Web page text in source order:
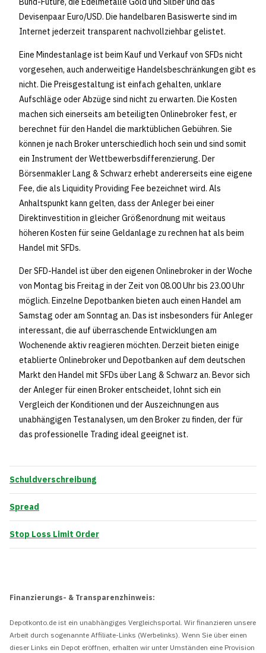
Devisenpaar Euro/USD. Die handelbaren Basiswerte sind im
Internet jederzeit transparent nachvollziehbar gelistet.
Eine Mindestanlage ist beim Kauf und Verkauf von SFDs nicht
vorgesehen, auch anderweitige Handelsbeschränkungen gibt es
nicht. Die Preisgestaltung ist einfach gehalten, unklare
Aufschläge oder Abzüge sind nicht zu erwarten. Die Kosten
machen sich einerseits am beteiligten Onlinebroker fest, er
berechnet für den Handel die marktüblichen Gebühren. Sie
können je nach Broker unterschiedlich hoch sein und sind somit
ein Instrument der Wettbewerbsdifferenzierung. Der
Börsenmakler Lang & Schwarz erhebt andererseits eine eigene
Fee, die als Liquidity Providing Fee bezeichnet wird. Als
Anhaltspunkt kann gelten, dass der Anleger bei einer
Direktinvestition in gleicher Größenordnung mit weitaus
höheren Kosten für seine Geldanlage zu rechnen hat als beim
Handel mit SFDs.
Der SFD-Handel ist über den eigenen Onlinebroker in der Woche
von Montag bis Freitag in der Zeit von 08.00 Uhr bis 23.00 Uhr
möglich. Einzelne Depotbanken bieten auch einen Handel am
Samstag oder am Sonntag an. Das ist insbesonders für Anleger
interessant, die auf überraschende Entwicklungen am
Wochenende aktiv reagieren möchten. Derzeit bieten einige
etablierte Onlinebroker und Depotbanken auf dem deutschen
Markt den Handel mit SFDs über Lang & Schwarz an. Bevor sich
der Anleger für einen Broker entscheidet, lohnt sich ein
Vergleich der Konditionen und der Auszeichnungen aus
unabhängigen Testanalysen, um den Broker zu finden, der für
das professionelle Trading ideal geeignet ist.
Schuldverschreibung
Spread
Stop Loss Limit Order
Finanzierungs- & Transparenzhinweis:
Depotkonto.de ist ein unabhängiges Vergleichsportal. Wir finanzieren unsere
Arbeit durch sogenannte Affiliate-Links (Werbelinks). Wenn Sie über einen
dieser Links ein Depot eröffnen, erhalten wir unter Umständen eine Provision